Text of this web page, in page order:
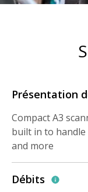
Présentation
Compact A3
built in to
and more
Débits